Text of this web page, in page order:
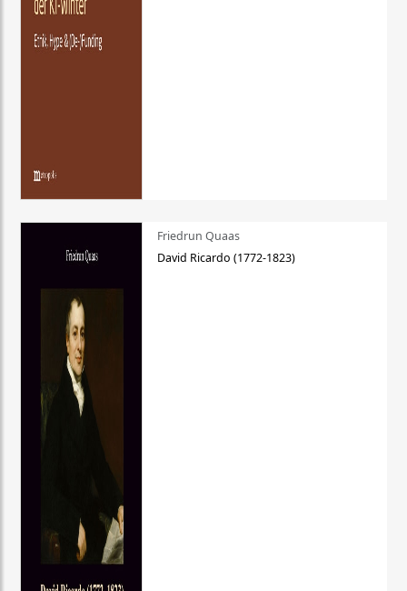
Friedrun Quaas
David Ricardo (1772-1823)